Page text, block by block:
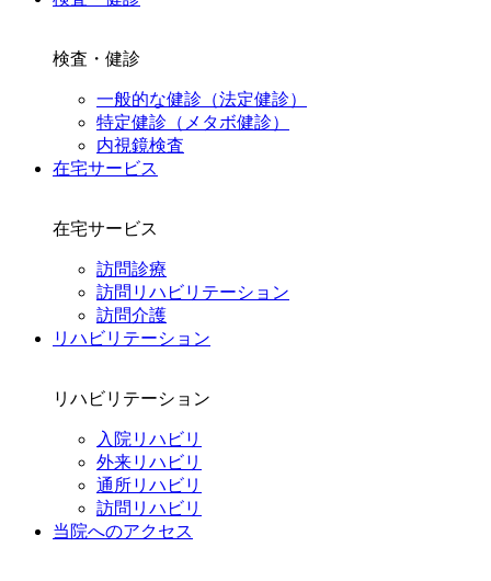
検査・健診
一般的な健診（法定健診）
特定健診（メタボ健診）
内視鏡検査
在宅サービス
在宅サービス
訪問診療
訪問リハビリテーション
訪問介護
リハビリテーション
リハビリテーション
入院リハビリ
外来リハビリ
通所リハビリ
訪問リハビリ
当院へのアクセス